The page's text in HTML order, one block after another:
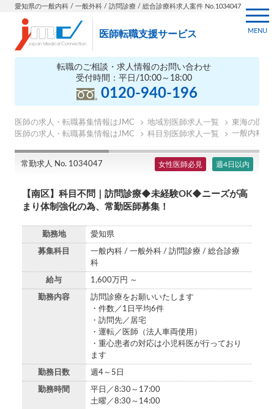
愛知県の一般内科 / 一般外科 / 訪問診療 / 総合診療科求人案件 No.1034047
医師転職支援サービス
転職のご相談・求人情報のお問い合わせ
受付時間：平日/10:00～18:00
0120-940-196
MENU
医師の求人・転職募集情報はJMC 地域別医師求人一覧
東海の医師
医師の求人・転職募集情報はJMC
科目別医師求人一覧 一般内科の
常勤求人 No. 1034047 女性医師必見 週4日以内
【南区】科目不問｜訪問診療◆未経験OK◆ニーズが高
まり体制強化の為、常勤医師募集！
勤務地 愛知県
募集科目
一般内科 / 一般外科 / 訪問診療 / 総合診療
科
給与 1,600万円 ～
勤務内容
訪問診療をお願いいたします
・件数／1日平均6件
・訪問先／居宅
・運転／医師（法人車両使用）
・重心患者の対応は小児科医が行っており
ます
勤務日数 週4～5日
勤務時間
平日／8:30～17:00
土曜／8:30～14:00